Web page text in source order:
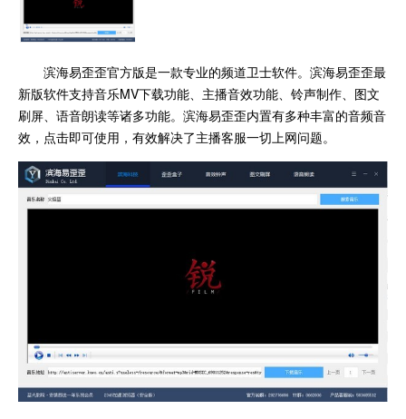
滨海易歪歪官方版是一款专业的频道卫士软件。滨海易歪歪最
新版软件支持音乐MV下载功能、主播音效功能、铃声制作、图文
刷屏、语音朗读等诸多功能。滨海易歪歪内置有多种丰富的音频音
效，点击即可使用，有效解决了主播客服一切上网问题。